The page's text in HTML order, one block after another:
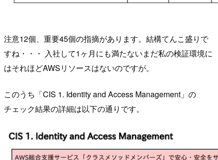
注意12個、重要45個の指摘があります。結構てんこ盛りで
すね・・・ 入社して1ヶ月にも満たないまだ私の検証環境に
はそれほどAWSリソースはないのですが。
このうち「CIS 1. Identity and Access Management」の
チェック結果の詳細は以下の通りです。